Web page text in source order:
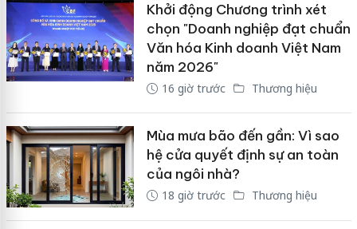
Khởi động Chương trình xét
chọn "Doanh nghiệp đạt chuẩn
Văn hóa Kinh doanh Việt Nam
năm 2026"
16 giờ trước Thương hiệu
Mùa mưa bão đến gần: Vì sao
hệ cửa quyết định sự an toàn
của ngôi nhà?
18 giờ trước Thương hiệu